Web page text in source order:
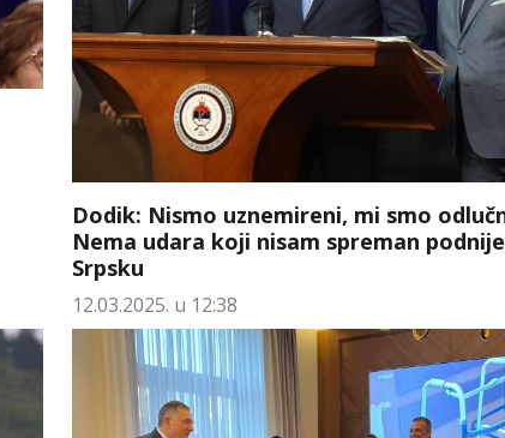
Dodik: Nismo uznemireni, mi smo
Nema udara koji nisam spreman
Srpsku
12.03.2025. u 12:38